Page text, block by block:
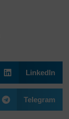
LinkedIn
Telegram